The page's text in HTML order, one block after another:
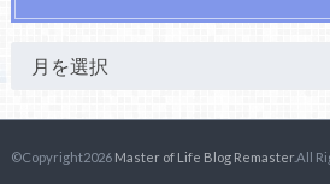
©Copyright2026 Master of Life Blog Remaster.All